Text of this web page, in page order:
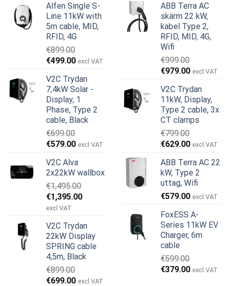
Alfen Single S-
Line 11kW with
5m cable, MID,
RFID, 4G
€899.00
Det
priset
var:
€899.00.
€499.00Det
priset
är:
€499.00.
excl VAT
V2C Trydan
7,4kW Solar -
Display, 1
Phase, Type 2
cable, Black
€699.00
Det
priset
var:
€699.00.
€579.00Det
priset
är:
€579.00.
excl VAT
V2C Alva
2x22kW wallbox
€1,495.00
Det
ursprungliga
var:
€1,495.00.
€1,395.00Det
är:
€1,395.00.
excl VAT
V2C Trydan
22kW Display
SPRING cable
4,5m, Black
€899.00
Det
€699.00Det
excl VAT
ABB Terra AC
skärm 22 kW,
kabel Type 2,
RFID, MID, 4G,
Wifi
€999.00
Det
priset
var:
€999.00.
€979.00Det
priset
är:
€979.00.
excl VAT
V2C Trydan
11kW, Display,
Type 2 cable, 3x
CT clamps
€799.00
Det
priset
var:
€799.00.
€629.00Det
priset
är:
€629.00.
excl VAT
ABB Terra AC 22
kW, Type 2
uttag, Wifi
€579.00 excl VAT
FoxESS A-
Series 11kW EV
Charger, 6m
cable
€599.00
Det
€379.00Det
excl VAT